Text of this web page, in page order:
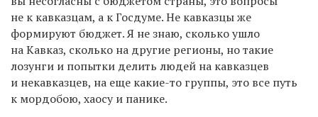
не к кавказцам, а к Госдуме. Не кавказцы же
формируют бюджет. Я не знаю, сколько ушло
на Кавказ, сколько на другие регионы, но такие
лозунги и попытки делить людей на кавказцев
и некавказцев, на еще какие-то группы, это все путь
к мордобою, хаосу и панике.